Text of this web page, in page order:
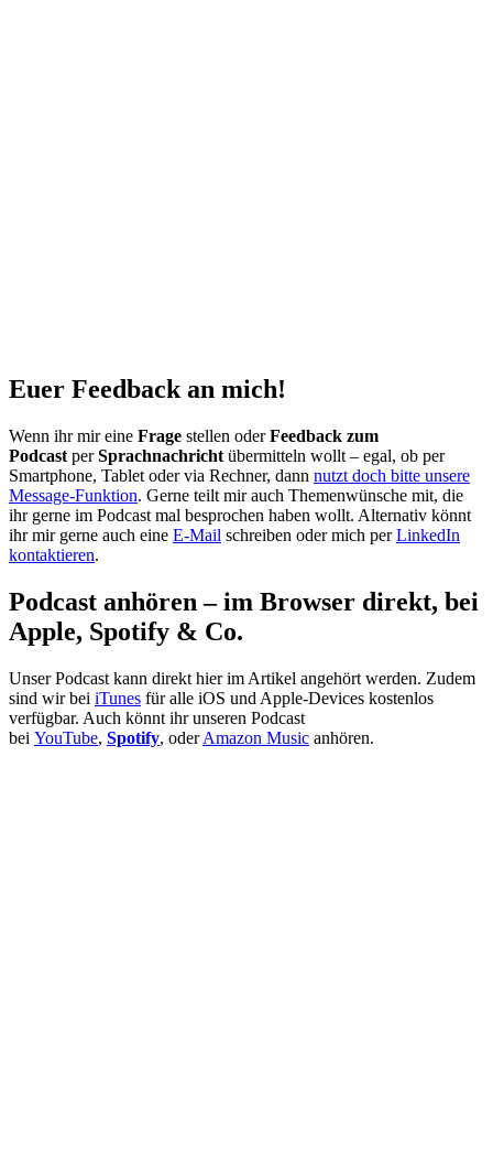
Euer Feedback an mich!
Wenn ihr mir eine Frage stellen oderFeedback zum
Podcast perSprachnachricht übermitteln wollt – egal, ob per
Smartphone, Tablet oder via Rechner, dann nutzt doch bitte unsere
Message-Funktion. Gerne teilt mir auch Themenwünsche mit, die
ihr gerne im Podcast mal besprochen haben wollt. Alternativ könnt
ihr mir gerne auch eine E-Mail schreiben oder mich perLinkedIn
kontaktieren.
Podcast anhören – im Browser direkt, bei
Apple, Spotify & Co.
Unser Podcast kann direkt hier im Artikel angehört werden. Zudem
sind wir bei iTunes für alle iOS und Apple-Devices kostenlos
verfügbar. Auch könnt ihr unseren Podcast
bei YouTube, Spotify, oderAmazon Music anhören.